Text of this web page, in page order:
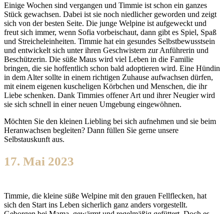
Einige Wochen sind vergangen und Timmie ist schon ein ganzes
Stück gewachsen. Dabei ist sie noch niedlicher geworden und zeigt
sich von der besten Seite. Die junge Welpine ist aufgeweckt und
freut sich immer, wenn Sofia vorbeischaut, dann gibt es Spiel, Spaß
und Streicheleinheiten. Timmie hat ein gesundes Selbstbewusstsein
und entwickelt sich unter ihren Geschwistern zur Anführerin und
Beschützerin. Die süße Maus wird viel Leben in die Familie
bringen, die sie hoffentlich schon bald adoptieren wird. Eine Hündin
in dem Alter sollte in einem richtigen Zuhause aufwachsen dürfen,
mit einem eigenen kuscheligen Körbchen und Menschen, die ihr
Liebe schenken. Dank Timmies offener Art und ihrer Neugier wird
sie sich schnell in einer neuen Umgebung eingewöhnen.
Möchten Sie den kleinen Liebling bei sich aufnehmen und sie beim
Heranwachsen begleiten? Dann füllen Sie gerne unsere
Selbstauskunft aus.
17. Mai 2023
Timmie, die kleine süße Welpine mit den grauen Fellflecken, hat
sich den Start ins Leben sicherlich ganz anders vorgestellt.